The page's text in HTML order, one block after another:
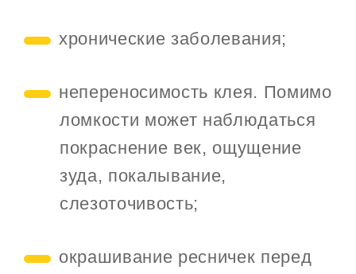
хронические заболевания;
непереносимость клея. Помимо
ломкости может наблюдаться
покраснение век, ощущение
зуда, покалывание,
слезоточивость;
окрашивание ресничек перед